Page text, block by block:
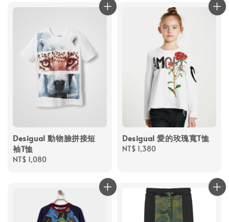
Desigual 動物臉拼接短
袖T恤
Regular
NT$ 1,080
Desigual 愛的玫瑰寬T恤
Regular
NT$ 1,380